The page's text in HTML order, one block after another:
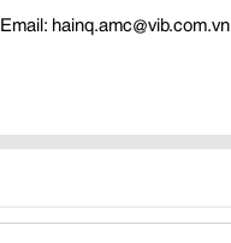
Email: hainq.amc@vib.com.vn